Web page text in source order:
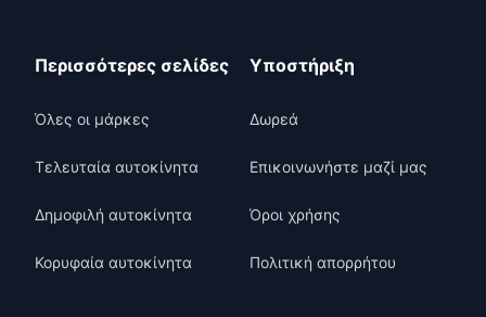
Περισσότερες σελίδες
Όλες οι μάρκες
Τελευταία αυτοκίνητα
Δημοφιλή αυτοκίνητα
Κορυφαία αυτοκίνητα
Υποστήριξη
Δωρεά
Επικοινωνήστε μαζί μας
Όροι χρήσης
Πολιτική απορρήτου